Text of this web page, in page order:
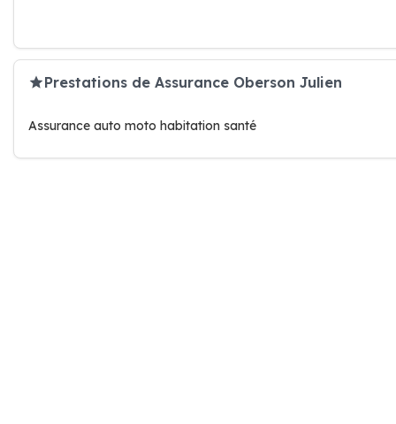
Prestations de Assurance Oberson Julien
Assurance auto moto habitation santé